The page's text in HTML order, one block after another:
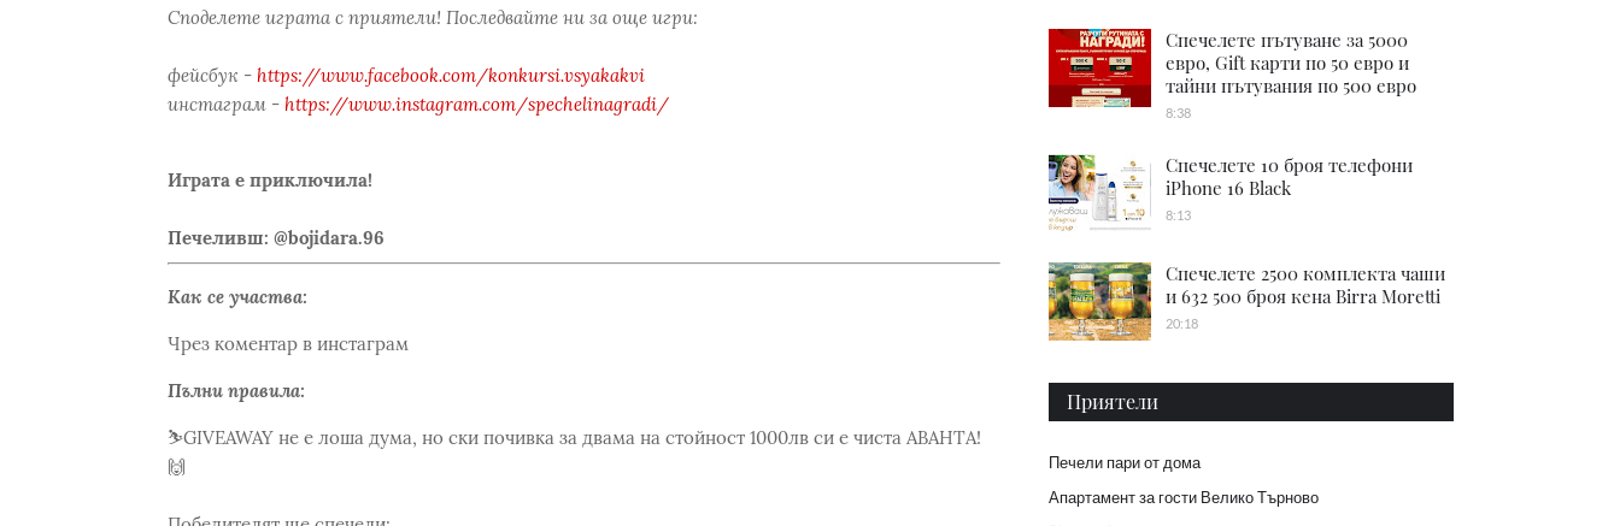
Споделете играта с приятели! Последвайте ни за още игри:
фейсбук - https://www.facebook.com/konkursi.vsyakakvi
инстаграм - https://www.instagram.com/spechelinagradi/
Играта е приключила!
Печеливш: @bojidara.96
Как се участва:
Чрез коментар в инстаграм
Пълни правила:
⛷️GIVEAWAY не е лоша дума, но ски почивка за двама на стойност 1000лв си е чиста АВАНТА!
🙌
Спечелете пътуване за 5000
евро, Gift карти по 50 евро и
тайни пътувания по 500 евро
8:38
Спечелете 10 броя телефони
iPhone 16 Black
8:13
Спечелете 2500 комплекта чаши
и 632 500 броя кена Birra Moretti
20:18
Приятели
Печели пари от дома
Апартамент за гости Велико Търново